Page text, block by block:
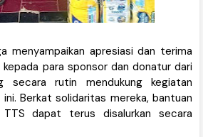
menyampaikan apresiasi dan terima
para sponsor dan donatur dari
secara rutin mendukung kegiatan
ini. Berkat solidaritas mereka, bantuan
dapat terus disalurkan secara